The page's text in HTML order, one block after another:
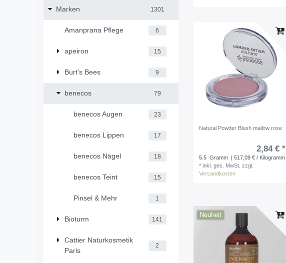
Marken 1301
Amanprana Pflege 6
apeiron 15
Burt's Bees 9
benecos 79
benecos Augen 23
benecos Lippen 17
benecos Nägel 18
benecos Teint 15
Pinsel & Mehr 1
Bioturm 141
Cattier Naturkosmetik
Paris
2
Natural Powder Blush mallow rose
2,84 € *
5.5 Gramm | 517,09 € / Kilogramm
*inkl. ges. MwSt. zzgl.
Versandkosten
Neuheit